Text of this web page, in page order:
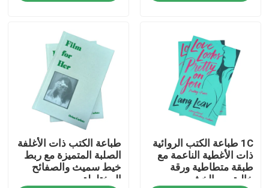
أخبار
اطلب اقتباس
طباعة كتاب طاولة القهوة
طباعة بطاقات التارو
1C طباعة الكتب الروائية
ذات الأغطية الناعمة مع
طبقة متطاطية ورقة
خالية من الخشب
طباعة الكتب ذات الأغلفة
الصلبة المتميزة مع ربط
خيط سميث والصفائح
المختلطة